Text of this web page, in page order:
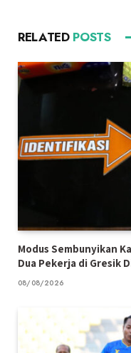
RELATED POSTS
Modus Sembunyikan
Dua Pekerja di Gresik
08/08/2026